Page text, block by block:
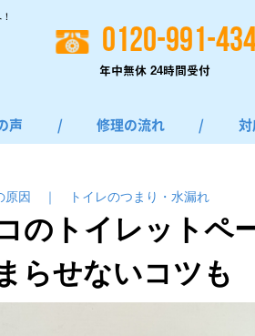
0120-991-
年中無休 24時間受付
声 / 修理の流れ /
原因 ｜ トイレのつまり・⽔漏れ
のトイレットペ
らせないコツも